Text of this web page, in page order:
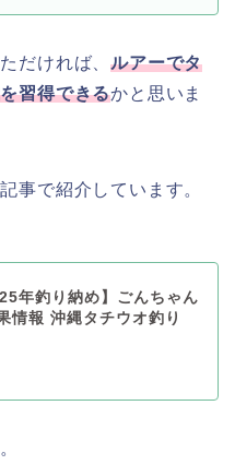
だければ、ルアーでタ
習得できるかと思いま
事で紹介しています。
年釣り納め】ごんちゃん
情報 沖縄タチウオ釣り